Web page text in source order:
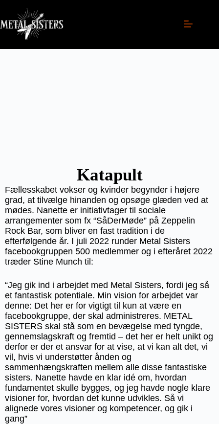
Katapult
Fællesskabet vokser og kvinder begynder i højere
grad, at tilvælge hinanden og opsøge glæden ved at
mødes. Nanette er initiativtager til sociale
arrangementer som fx “SåDerMøde” på Zeppelin
Rock Bar, som bliver en fast tradition i de
efterfølgende år. I juli 2022 runder Metal Sisters
facebookgruppen 500 medlemmer og i efteråret 2022
træder Stine Munch til:
“Jeg gik ind i arbejdet med Metal Sisters, fordi jeg så
et fantastisk potentiale. Min vision for arbejdet var
denne: Det her er for vigtigt til kun at være en
facebookgruppe, der skal administreres. METAL
SISTERS skal stå som en bevægelse med tyngde,
gennemslagskraft og fremtid – det her er helt unikt og
derfor er der et ansvar for at vise, at vi kan alt det, vi
vil, hvis vi understøtter ånden og
sammenhængskraften mellem alle disse fantastiske
sisters. Nanette havde en klar idé om, hvordan
fundamentet skulle bygges, og jeg havde nogle klare
visioner for, hvordan det kunne udvikles. Så vi
alignede vores visioner og kompetencer, og gik i
gang”